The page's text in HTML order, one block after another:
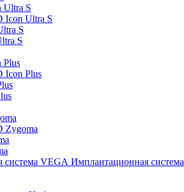
Ultra S
Icon Ultra S
S
S
Plus
Icon Plus
Zygoma
Имплантационная